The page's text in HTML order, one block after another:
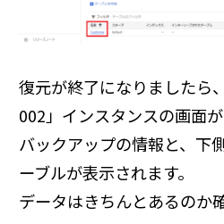
復元が終了になりました
002」インスタンスの画面が
バックアップの情報と、下
ーブルが表示されます。
データはきちんとあるのか